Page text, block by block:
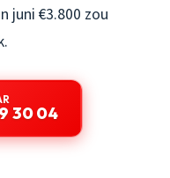
juni €3.800 zou
30 04